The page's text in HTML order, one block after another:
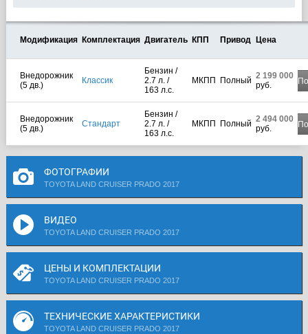
Модификация Комплектация Двигатель КПП Привод Цена
Внедорожник
(5 дв.)
Классик
Бензин /
2.7 л. /
163 л.с.
МКПП Полный 2 199 000
руб.
Внедорожник
(5 дв.)
Стандарт
Бензин /
2.7 л. /
163 л.с.
МКПП Полный 2 494 000
руб.
ФОТОГРАФИИ
TOYOTA LAND CRUISER PRADO 2017
ВИДЕО
TOYOTA LAND CRUISER PRADO 2017
ЦЕНЫ И КОМПЛЕКТАЦИИ
TOYOTA LAND CRUISER PRADO 2017
ТЕХНИЧЕСКИЕ ХАРАКТЕРИСТИКИ
TOYOTA LAND CRUISER PRADO 2017